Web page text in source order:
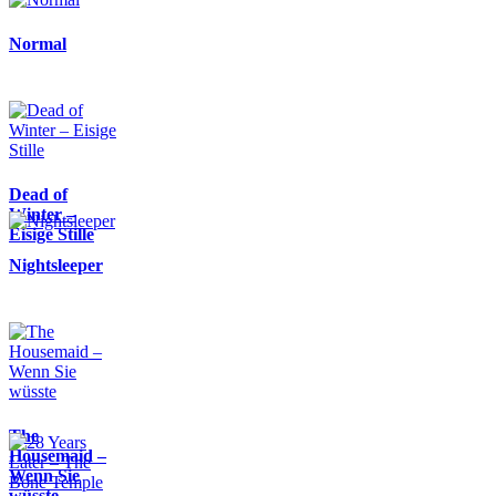
Normal
Dead of
Winter –
Eisige Stille
Nightsleeper
The
Housemaid –
Wenn Sie